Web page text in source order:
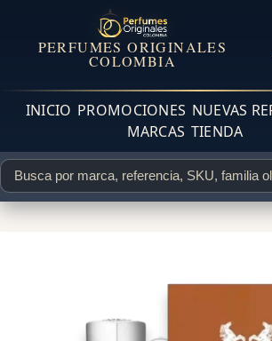
PERFUMES ORIGINALES
COLOMBIA
INICIO PROMOCIONES NUEVAS
MARCAS TIENDA